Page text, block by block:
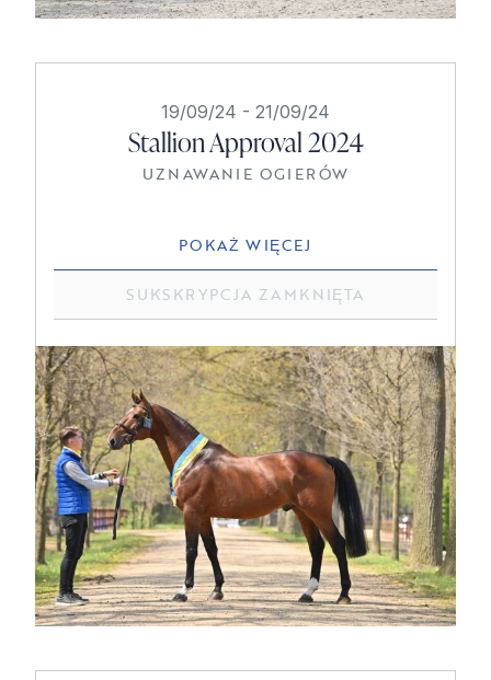
19/09/24 - 21/09/24
Stallion Approval 2024
UZNAWANIE OGIERÓW
POKAŻ WIĘCEJ
SUKSKRYPCJA ZAMKNIĘTA